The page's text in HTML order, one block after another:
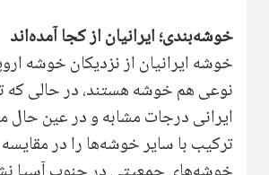
خوشه‌بندی؛ ایرانیان از کجا آمده‌اند
خوشه ایرانیان از نزدیکان خوشه
نوعی هم خوشه‌ هستند، در حالی که
ایرانی درجات مشابه و در عین
ترکیب‌ با سایر خوشه‌ها را در مقایسه